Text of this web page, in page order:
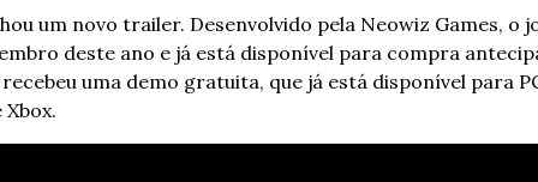
um novo trailer. Desenvolvido pela Neowiz Games, o
deste ano e já está disponível para compra
uma demo gratuita, que já está disponível para